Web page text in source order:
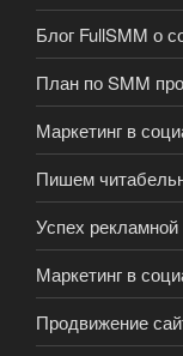
Блог FullSMM о
План по SMM
Маркетинг в
Пишем
Успех
Маркетинг в
Продвижение